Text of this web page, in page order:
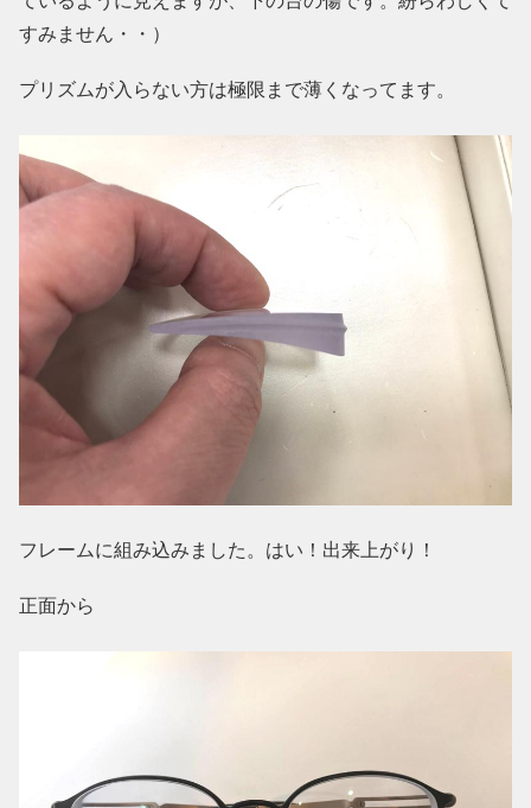
すみません・・）
プリズムが入らない方は極限まで薄くなってます。
フレームに組み込みました。はい！出来上がり！
正面から